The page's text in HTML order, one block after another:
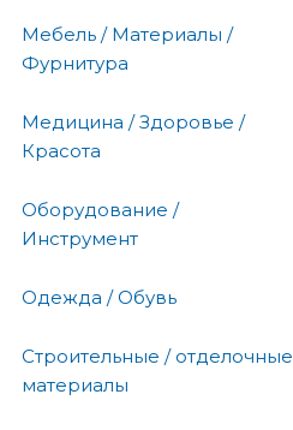
Мебель / Материалы /
Фурнитура
Медицина / Здоровье /
Красота
Оборудование /
Инструмент
Одежда / Обувь
Строительные / отделочные
материалы